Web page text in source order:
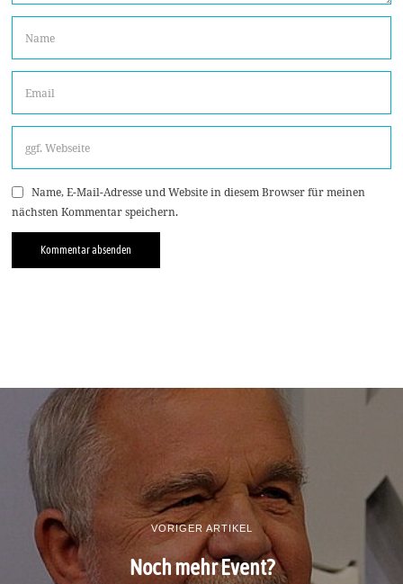
Name, E-Mail-Adresse und Website in diesem Browser für meinen
nächsten Kommentar speichern.
VORIGER ARTIKEL
Noch mehr Event?